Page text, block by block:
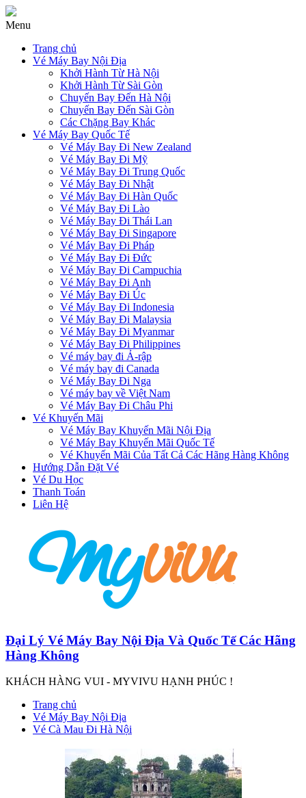
Menu
Trang chủ
Vé Máy Bay Nội Địa
Khởi Hành Từ Hà Nội
Khởi Hành Từ Sài Gòn
Chuyến Bay Đến Hà Nội
Chuyến Bay Đến Sài Gòn
Các Chặng Bay Khác
Vé Máy Bay Quốc Tế
Vé Máy Bay Đi New Zealand
Vé Máy Bay Đi Mỹ
Vé Máy Bay Đi Trung Quốc
Vé Máy Bay Đi Nhật
Vé Máy Bay Đi Hàn Quốc
Vé Máy Bay Đi Lào
Vé Máy Bay Đi Thái Lan
Vé Máy Bay Đi Singapore
Vé Máy Bay Đi Pháp
Vé Máy Bay Đi Đức
Vé Máy Bay Đi Campuchia
Vé Máy Bay Đi Anh
Vé Máy Bay Đi Úc
Vé Máy Bay Đi Indonesia
Vé Máy Bay Đi Malaysia
Vé Máy Bay Đi Myanmar
Vé Máy Bay Đi Philippines
Vé máy bay đi Ả-rập
Vé máy bay đi Canada
Vé Máy Bay Đi Nga
Vé máy bay về Việt Nam
Vé Máy Bay Đi Châu Phi
Vé Khuyến Mãi
Vé Máy Bay Khuyến Mãi Nội Địa
Vé Máy Bay Khuyến Mãi Quốc Tế
Vé Khuyến Mãi Của Tất Cả Các Hãng Hàng Không
Hướng Dẫn Đặt Vé
Vé Du Học
Thanh Toán
Liên Hệ
Đại Lý Vé Máy Bay Nội Địa Và Quốc Tế Các Hãng
Hàng Không
KHÁCH HÀNG VUI - MYVIVU HẠNH PHÚC !
Trang chủ
Vé Máy Bay Nội Địa
Vé Cà Mau Đi Hà Nội